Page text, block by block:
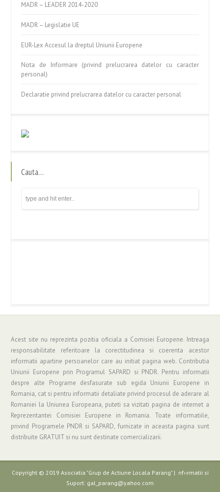
MADR – LEADER 2014-2020
MADR – Legislatie UE
EUR-Lex Accesul la dreptul Uniunii Europene
Nota de Informare (privind prelucrarea datelor cu caracter
personal)
Declaratie privind prelucrarea datelor cu caracter personal
Cauta…
Acest site nu reprezinta pozitia oficiala a Comisiei Europene. Intreaga
responsabilitate referitoare la corectitudinea si coerenta acestor
informatii apartine persoanelor care au initiat pagina web. Contributia
Uniunii Europene prin Programul SAPARD si PNDR. Pentru informatii
despre alte Programe desfasurate sub egida Uniunii Europene in
Romania, cat si pentru informatii detaliate privind procesul de aderare al
Romaniei la Uniunea Europeana, puteti sa vizitati pagina de internet a
Reprezentantei Comisiei Europene in Romania. Toate informatiile,
privind Programele PNDR si SAPARD, furnizate in aceasta pagina sunt
distribuite GRATUIT si nu sunt destinate comercializarii.
Copyright © 2019 Asociatia "Grup de Actiune Locala Parang" | Informatii si
Suport: gal_parang@yahoo.com